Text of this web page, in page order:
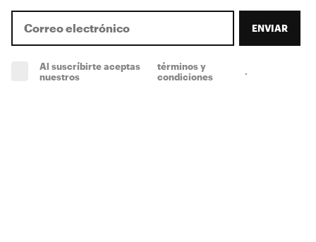
ENVIAR
Al suscríbirte aceptas
nuestros
términos y
condiciones
.